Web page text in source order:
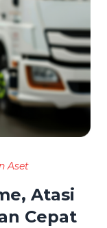
Aset
Atasi
Cepat